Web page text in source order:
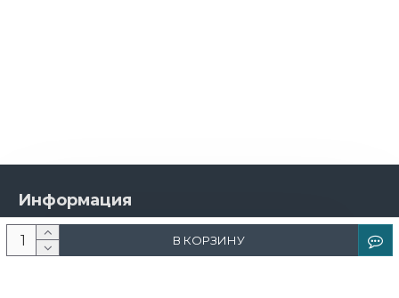
В КОРЗИНУ
Информация
О компании
Новости и акции